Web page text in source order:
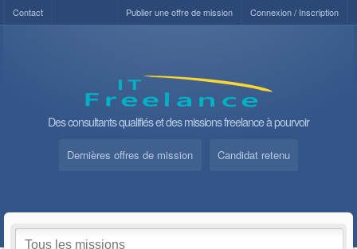
Contact Connexion / Inscription
Publier une offre de mission
Des consultants qualifiés et des missions freelance à pourvoir
Dernières offres de mission Candidat retenu